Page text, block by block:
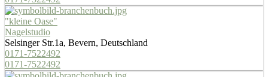
"kleine Oase"
Nagelstudio
Selsinger Str.1a, Bevern, Deutschland
0171-7522492
0171-7522492